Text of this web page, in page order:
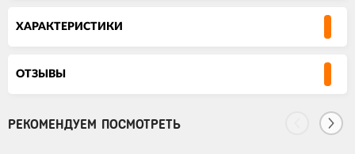
ХАРАКТЕРИСТИКИ
ОТЗЫВЫ
РЕКОМЕНДУЕМ ПОСМОТРЕТЬ